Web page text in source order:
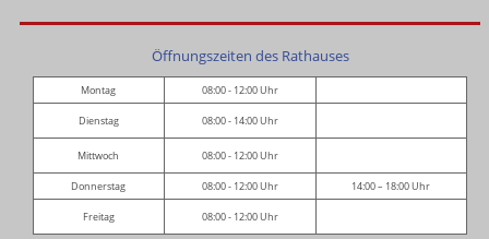
Öffnungszeiten des Rathauses
Montag 08:00 - 12:00 Uhr
Dienstag 08:00 - 14:00 Uhr
Mittwoch 08:00 - 12:00 Uhr
Donnerstag 08:00 - 12:00 Uhr 14:00 – 18:00 Uhr
Freitag 08:00 - 12:00 Uhr